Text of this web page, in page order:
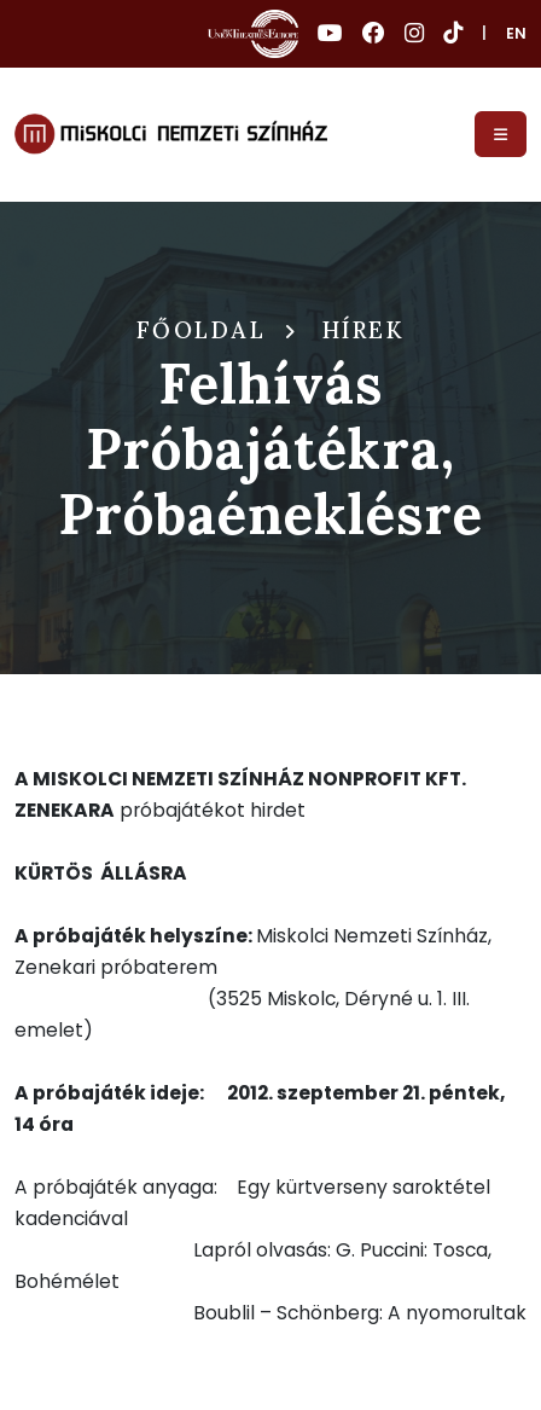
EN
FŐOLDAL HÍREK
Felhívás
Próbajátékra,
Próbaéneklésre
A MISKOLCI NEMZETI SZÍNHÁZ NONPROFIT KFT.
ZENEKARA próbajátékot hirdet
KÜRTÖS ÁLLÁSRA
A próbajáték helyszíne:Miskolci Nemzeti Színház,
Zenekari próbaterem
(3525 Miskolc, Déryné u. 1. III.
emelet)
A próbajáték ideje:
2012. szeptember 21. péntek,
14 óra
A próbajáték anyaga: Egy kürtverseny saroktétel
kadenciával
Lapról olvasás: G. Puccini: Tosca,
Bohémélet
Boublil – Schönberg: A nyomorultak